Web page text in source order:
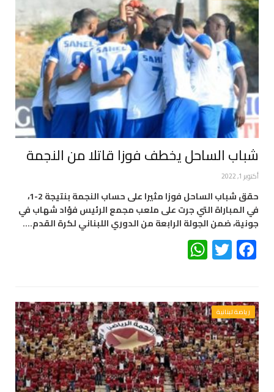
شباب الساحل يخطف فوزا قاتلا من النجمة
أكتوبر 1, 2022
حقق شباب الساحل فوزا مثيرا على حساب النجمة بنتيجة 2-1،
في المباراة التي جرت على ملعب مجمع الرئيس فؤاد شهاب في
جونية، ضمن الجولة الرابعة من الدوري اللبناني لكرة القدم.…
Facebook
Twitter
رياضة لبنانية